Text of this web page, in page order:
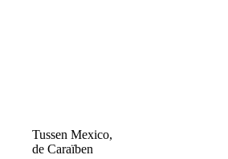
Tussen Mexico,
de Caraïben